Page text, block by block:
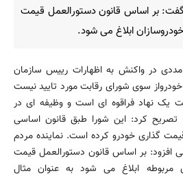
بر اساس قانون دستورالعمل قیمت
ابلاغ می شود.
در واکنش به اظهارات رییس سازمان
سوی شورای رقابت مورد تایید نیست
یک نهاد فراقوه ای است و وظیفه ای در
تصریح کرد: این شورا طبق قانون اساسی
گذاری خودرو کرده است. نماینده مردم
افزود: بر اساس قانون دستورالعمل قیمت
مربوطه ابلاغ می شود به عنوان مثال